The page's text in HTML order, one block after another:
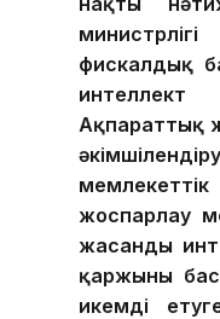
фискалдық
Ақпараттық
жоспарлау
жасанды
қаржыны
икемді